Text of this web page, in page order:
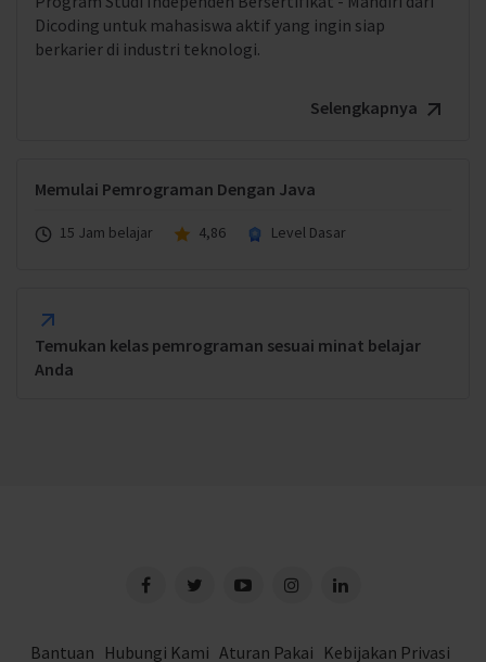
Dicoding untuk mahasiswa aktif yang ingin siap
berkarier di industri teknologi.
Selengkapnya
Memulai Pemrograman Dengan Java
15 Jam belajar 4,86 Level Dasar
Temukan kelas pemrograman sesuai minat belajar
Anda
Bantuan Hubungi Kami Aturan Pakai Kebijakan Privasi